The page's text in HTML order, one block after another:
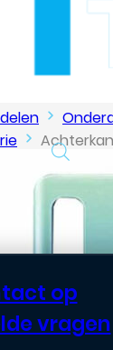
op
vragen
– Blauw